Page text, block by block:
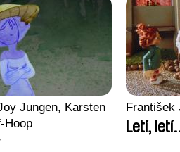
Jungen, Karsten
František
Letí,